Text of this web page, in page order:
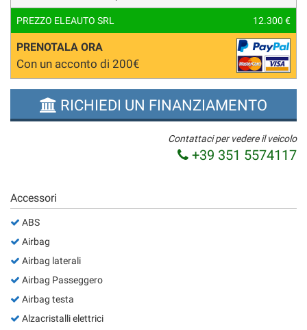
PREZZO ELEAUTO SRL 12.300 €
PRENOTALA ORA
Con un acconto di 200€
RICHIEDI UN FINANZIAMENTO
Contattaci per vedere il veicolo
+39 351 5574117
Accessori
ABS
Airbag
Airbag laterali
Airbag Passeggero
Airbag testa
Alzacristalli elettrici